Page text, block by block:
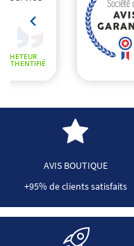
AVIS BOUTIQUE
+95% de clients satisfaits